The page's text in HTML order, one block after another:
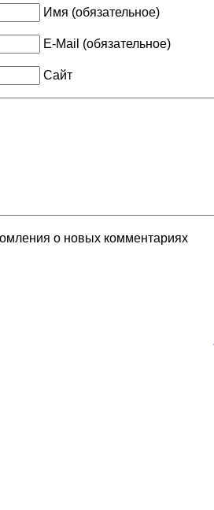
Имя (обязательное)
E-Mail (обязательное)
Сайт
о новых комментариях